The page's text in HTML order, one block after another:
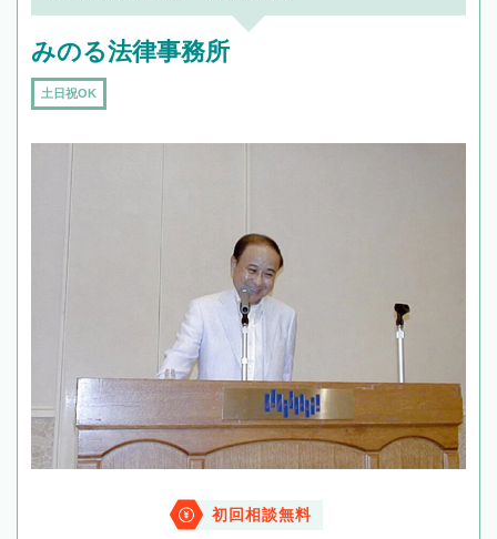
みのる法律事務所
土日祝OK
初回相談無料